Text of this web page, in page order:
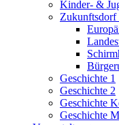
Kinder- &
Zukunftsdorf
Geschichte 1
Geschichte 2
Geschichte
Geschichte